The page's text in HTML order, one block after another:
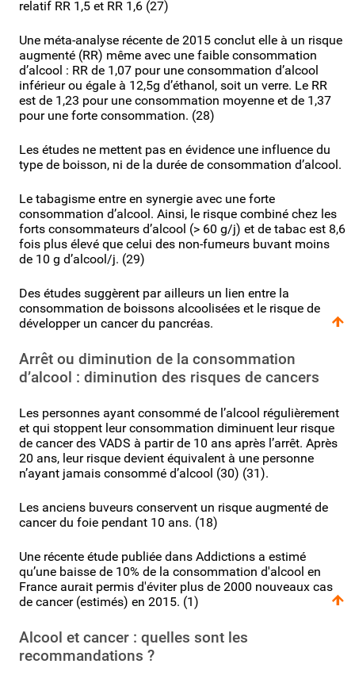
relatif RR 1,5 et RR 1,6 (27)
Une méta-analyse récente de 2015 conclut elle à un risque
augmenté (RR) même avec une faible consommation
d’alcool : RR de 1,07 pour une consommation d’alcool
inférieur ou égale à 12,5g d’éthanol, soit un verre. Le RR
est de 1,23 pour une consommation moyenne et de 1,37
pour une forte consommation. (28)
Les études ne mettent pas en évidence une influence du
type de boisson, ni de la durée de consommation d’alcool.
Le tabagisme entre en synergie avec une forte
consommation d’alcool. Ainsi, le risque combiné chez les
forts consommateurs d’alcool (> 60 g/j) et de tabac est 8,6
fois plus élevé que celui des non-fumeurs buvant moins
de 10 g d’alcool/j. (29)
Des études suggèrent par ailleurs un lien entre la
consommation de boissons alcoolisées et le risque de
développer un cancer du pancréas.
Arrêt ou diminution de la consommation
d’alcool : diminution des risques de cancers
Les personnes ayant consommé de l’alcool régulièrement
et qui stoppent leur consommation diminuent leur risque
de cancer des VADS à partir de 10 ans après l’arrêt. Après
20 ans, leur risque devient équivalent à une personne
n’ayant jamais consommé d’alcool (30) (31).
Les anciens buveurs conservent un risque augmenté de
cancer du foie pendant 10 ans. (18)
Une récente étude publiée dans Addictions a estimé
qu’une baisse de 10% de la consommation d'alcool en
France aurait permis d'éviter plus de 2000 nouveaux cas
de cancer (estimés) en 2015. (1)
Alcool et cancer : quelles sont les
recommandations ?